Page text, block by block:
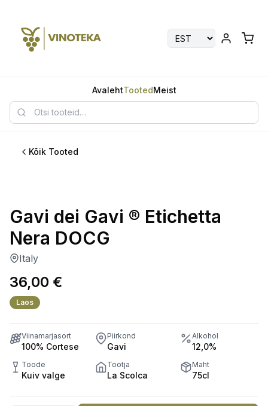
AvalehtTootedMeist
Kõik Tooted
Gavi dei Gavi ® Etichetta
Nera DOCG
Italy
36,00 €
Laos
Viinamarjasort
100% Cortese
Piirkond
Gavi
Alkohol
12,0%
Toode
Kuiv valge
Tootja
La Scolca
Maht
75cl